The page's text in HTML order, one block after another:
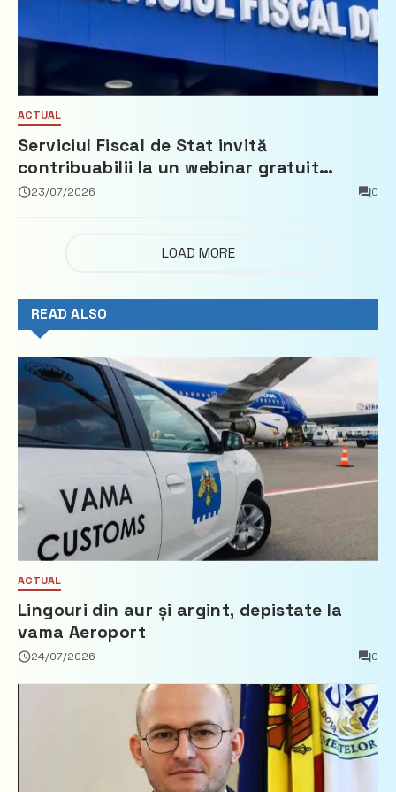
ACTUAL
Serviciul Fiscal de Stat invită
contribuabilii la un webinar gratuit
privind calculul impozitului pe bunurile
23/07/2026 0
LOAD MORE
READ ALSO
ACTUAL
Lingouri din aur și argint, depistate la
vama Aeroport
24/07/2026 0